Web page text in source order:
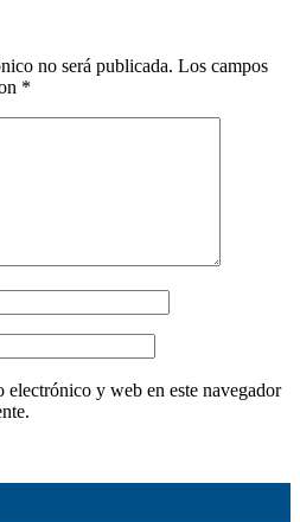
no será publicada. Los campos
*
electrónico y web en este navegador